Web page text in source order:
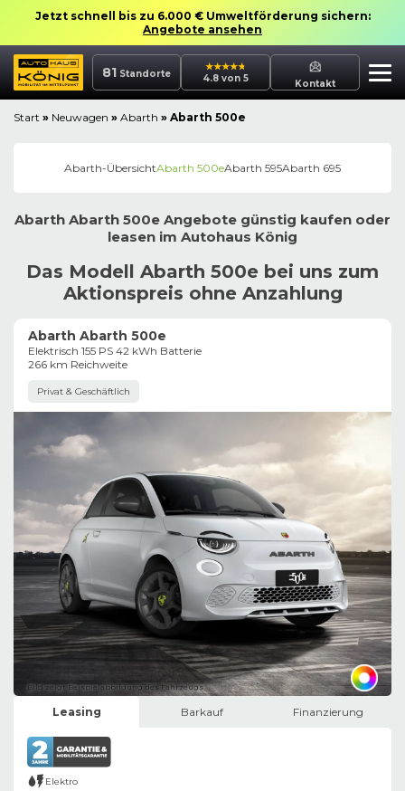
Jetzt schnell bis zu 6.000 € Umweltförderung sichern:
Angebote ansehen
81 Standorte 4.8 von 5 Kontakt
Start » Neuwagen » Abarth » Abarth 500e
Abarth-ÜbersichtAbarth 500eAbarth 595Abarth 695
Abarth Abarth 500e Angebote günstig kaufen oder
leasen im Autohaus König
Das Modell Abarth 500e bei uns zum
Aktionspreis ohne Anzahlung
Abarth Abarth 500e
Elektrisch 155 PS 42 kWh Batterie
266 km Reichweite
Privat & Geschäftlich
Bild zeigt Beispielabbildung des Fahrzeugs
Leasing Barkauf Finanzierung
Elektro